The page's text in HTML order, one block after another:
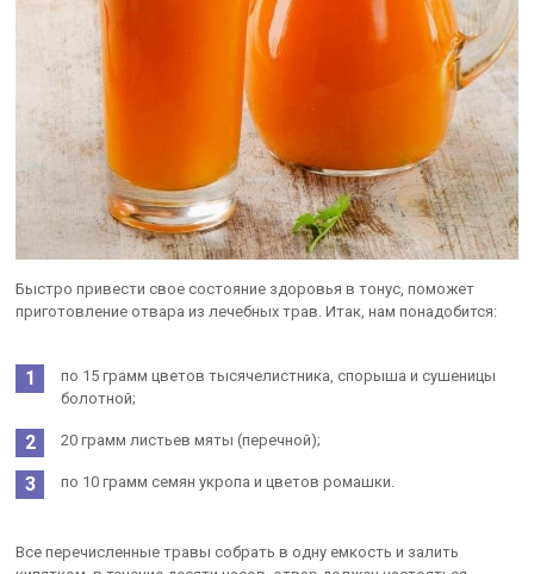
Быстро привести свое состояние здоровья в тонус, поможет
приготовление отвара из лечебных трав. Итак, нам понадобится:
по 15 грамм цветов тысячелистника, спорыша и сушеницы
болотной;
20 грамм листьев мяты (перечной);
по 10 грамм семян укропа и цветов ромашки.
Все перечисленные травы собрать в одну емкость и залить